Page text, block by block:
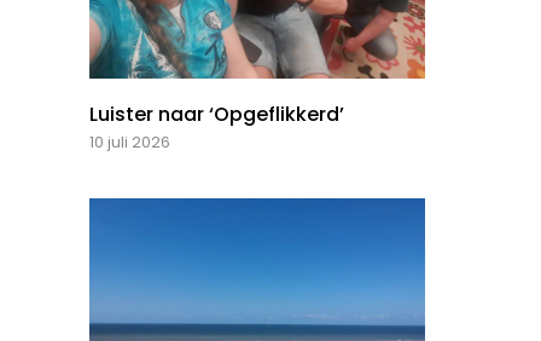
Luister naar ‘Opgeflikkerd’
10 juli 2026